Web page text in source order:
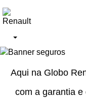
Aqui na Globo
com a garantia e